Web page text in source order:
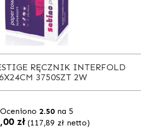
RĘCZNIK INTERFOLD
3750SZT 2W
Oceniono 2.50 na 5
zł (117,89 zł netto)